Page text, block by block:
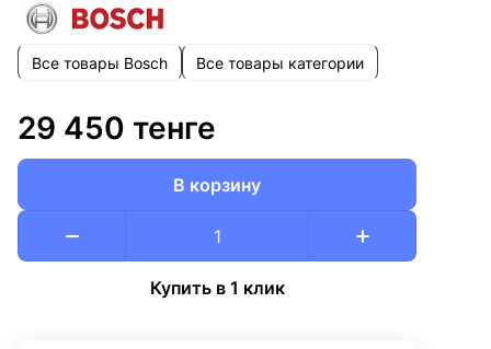
Все товары Bosch Все товары категории
29 450 тенге
В корзину
Купить в 1 клик